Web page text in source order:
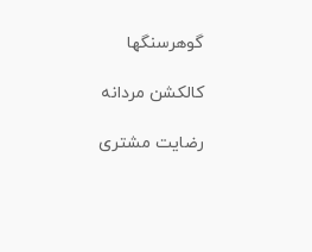
گوهرسنگها
کالکشن مردانه
رضایت مشتری